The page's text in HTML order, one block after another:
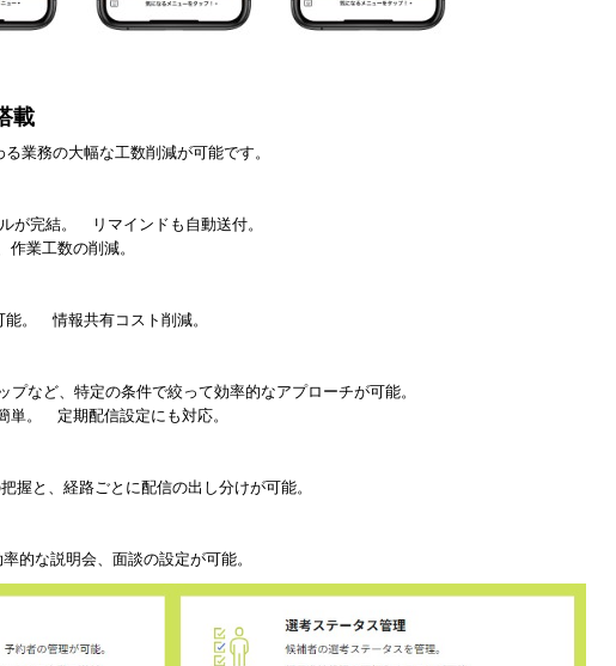
載
業務の大幅な工数削減が可能です。
が完結。 リマインドも自動送付。
業工数の削減。
。 情報共有コスト削減。
など、特定の条件で絞って効率的なアプローチが可能。
単。 定期配信設定にも対応。
握と、経路ごとに配信の出し分けが可能。
的な説明会、面談の設定が可能。